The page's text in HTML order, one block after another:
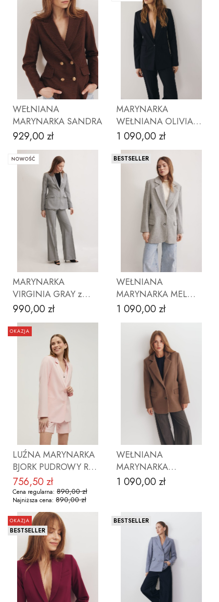
ZOBACZ PRODUKT ZOBACZ PRODUKT
WEŁNIANA
MARYNARKA SANDRA
Cena
929,00 zł
ZOBACZ PRODUKT
MARYNARKA
WEŁNIANA OLIVIA
TENIS NAVY wełna
LORO PIANA
Cena
1 090,00 zł
ZOBACZ PRODUKT
NOWOŚĆ
MARYNARKA
VIRGINIA GRAY z
wełny VITALE
BARBERIS CANONICO
Cena
990,00 zł
ZOBACZ PRODUKT
BESTSELLER
WEŁNIANA
MARYNARKA MEL
OVERSIZE GRAY NO 2
Cena
1 090,00 zł
ZOBACZ PRODUKT
OKAZJA
LUŹNA MARYNARKA
BJORK PUDROWY RÓŻ
Z WEŁNĄ
Cena promocyjna
756,50 zł
Cena regularna: 890,00 zł
Najniższa cena: 890,00 zł
ZOBACZ PRODUKT
WEŁNIANA
MARYNARKA
OVERSIZE MEL
TWILIGHT TAUPE
Cena
1 090,00 zł
ZOBACZ PRODUKT
OKAZJA
BESTSELLER
BESTSELLER